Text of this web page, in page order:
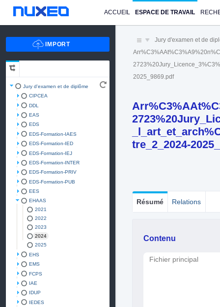
ACCUEIL ESPACE DE TRAVAIL
Jury d'examen et de diplôme
CIPCEA
DDL
EAS
EDS
EDS-Formation-IAES
EDS-Formation-IED
EDS-Formation-IEJ
EDS-Formation-INTER
EDS-Formation-PRIV
EDS-Formation-PUB
EES
EHAAS
2021
2022
2023
2024
2025
EHS
EMS
FCPS
IAE
IDUP
IEDES
Jury d'examen et de
2025_9869.pdf
tre_2_2024-
Résumé Relations
Contenu
Fichier principal